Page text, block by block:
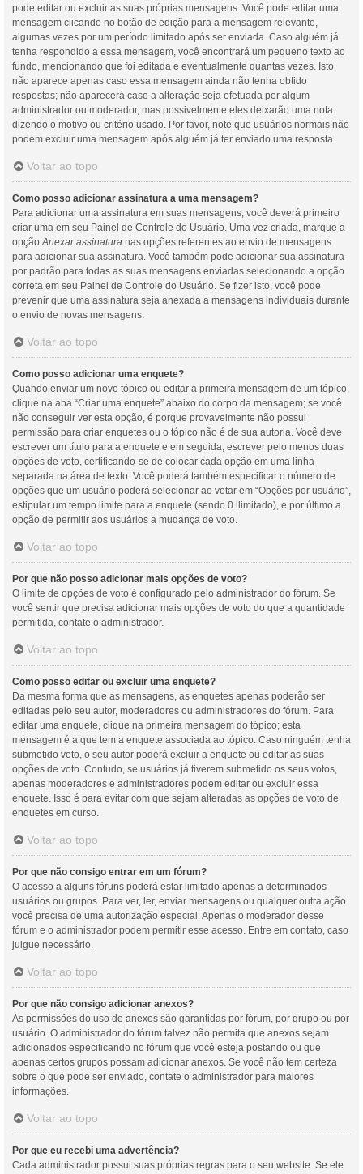
pode editar ou excluir as suas próprias mensagens. Você pode editar uma
mensagem clicando no botão de edição para a mensagem relevante,
algumas vezes por um período limitado após ser enviada. Caso alguém já
tenha respondido a essa mensagem, você encontrará um pequeno texto ao
fundo, mencionando que foi editada e eventualmente quantas vezes. Isto
não aparece apenas caso essa mensagem ainda não tenha obtido
respostas; não aparecerá caso a alteração seja efetuada por algum
administrador ou moderador, mas possivelmente eles deixarão uma nota
dizendo o motivo ou critério usado. Por favor, note que usuários normais não
podem excluir uma mensagem após alguém já ter enviado uma resposta.
Voltar ao topo
Como posso adicionar assinatura a uma mensagem?
Para adicionar uma assinatura em suas mensagens, você deverá primeiro
criar uma em seu Painel de Controle do Usuário. Uma vez criada, marque a
opçãoAnexar assinatura nas opções referentes ao envio de mensagens
para adicionar sua assinatura. Você também pode adicionar sua assinatura
por padrão para todas as suas mensagens enviadas selecionando a opção
correta em seu Painel de Controle do Usuário. Se fizer isto, você pode
prevenir que uma assinatura seja anexada a mensagens individuais durante
o envio de novas mensagens.
Voltar ao topo
Como posso adicionar uma enquete?
Quando enviar um novo tópico ou editar a primeira mensagem de um tópico,
clique na aba “Criar uma enquete” abaixo do corpo da mensagem; se você
não conseguir ver esta opção, é porque provavelmente não possui
permissão para criar enquetes ou o tópico não é de sua autoria. Você deve
escrever um título para a enquete e em seguida, escrever pelo menos duas
opções de voto, certificando-se de colocar cada opção em uma linha
separada na área de texto. Você poderá também especificar o número de
opções que um usuário poderá selecionar ao votar em “Opções por usuário”,
estipular um tempo limite para a enquete (sendo 0 ilimitado), e por último a
opção de permitir aos usuários a mudança de voto.
Voltar ao topo
Por que não posso adicionar mais opções de voto?
O limite de opções de voto é configurado pelo administrador do fórum. Se
você sentir que precisa adicionar mais opções de voto do que a quantidade
permitida, contate o administrador.
Voltar ao topo
Como posso editar ou excluir uma enquete?
Da mesma forma que as mensagens, as enquetes apenas poderão ser
editadas pelo seu autor, moderadores ou administradores do fórum. Para
editar uma enquete, clique na primeira mensagem do tópico; esta
mensagem é a que tem a enquete associada ao tópico. Caso ninguém tenha
submetido voto, o seu autor poderá excluir a enquete ou editar as suas
opções de voto. Contudo, se usuários já tiverem submetido os seus votos,
apenas moderadores e administradores podem editar ou excluir essa
enquete. Isso é para evitar com que sejam alteradas as opções de voto de
enquetes em curso.
Voltar ao topo
Por que não consigo entrar em um fórum?
O acesso a alguns fóruns poderá estar limitado apenas a determinados
usuários ou grupos. Para ver, ler, enviar mensagens ou qualquer outra ação
você precisa de uma autorização especial. Apenas o moderador desse
fórum e o administrador podem permitir esse acesso. Entre em contato, caso
julgue necessário.
Voltar ao topo
Por que não consigo adicionar anexos?
As permissões do uso de anexos são garantidas por fórum, por grupo ou por
usuário. O administrador do fórum talvez não permita que anexos sejam
adicionados especificando no fórum que você esteja postando ou que
apenas certos grupos possam adicionar anexos. Se você não tem certeza
sobre o que pode ser enviado, contate o administrador para maiores
informações.
Voltar ao topo
Por que eu recebi uma advertência?
Cada administrador possui suas próprias regras para o seu website. Se ele